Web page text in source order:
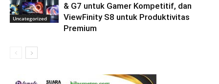
Uncategorized
& G7 untuk Gamer Kompetitif, dan
ViewFinity S8 untuk Produktivitas
Premium